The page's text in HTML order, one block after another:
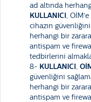
ad altında
KULLANICI ,
cihazın
herhangi bir
antispam ve
tedbirlerini
8- KULLANICI ,
güvenliğini
herhangi bir
antispam ve